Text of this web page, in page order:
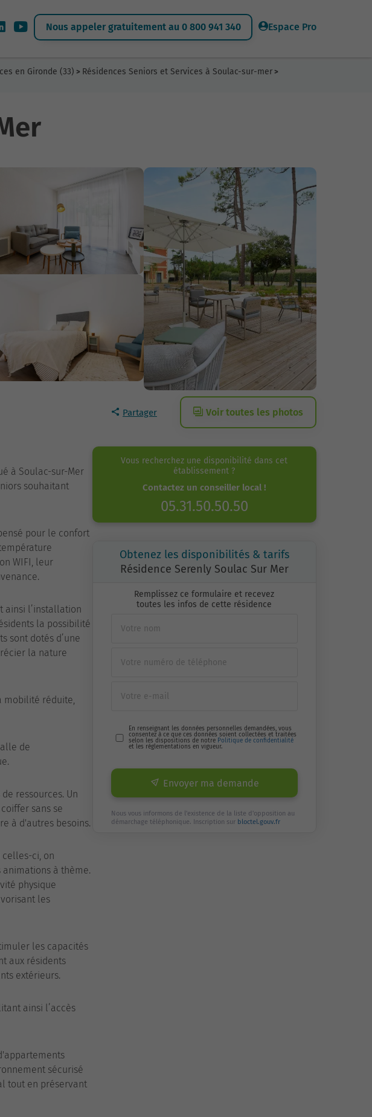
Nous appeler gratuitement au 0 800 941 340 Espace Pro
en Gironde (33) > Résidences Seniors et Services à Soulac-sur-mer >
Partager Voir toutes les photos
à Soulac-sur-Mer
souhaitant
pour le confort
WIFI, leur
ainsi l’installation
la possibilité
sont dotés d’une
la nature
mobilité réduite,
de
ressources. Un
sans se
à d'autres besoins.
ci, on
à thème.
physique
les
les capacités
aux résidents
extérieurs.
ainsi l’accès
sécurisé
tout en préservant
Vous recherchez une disponibilité dans cet
établissement ?
Contactez un conseiller local !
05.31.50.50.50
Obtenez les disponibilités & tarifs
Résidence Serenly Soulac Sur Mer
Remplissez ce formulaire et recevez
toutes les infos de cette résidence
En renseignant les données personnelles demandées, vous
consentez à ce que ces données soient collectées et traitées
selon les dispositions de notre Politique de confidentialité
et les réglementations en vigueur.
Envoyer ma demande
Nous vous informons de l'existence de la liste d'opposition au
démarchage téléphonique. Inscription sur bloctel.gouv.fr